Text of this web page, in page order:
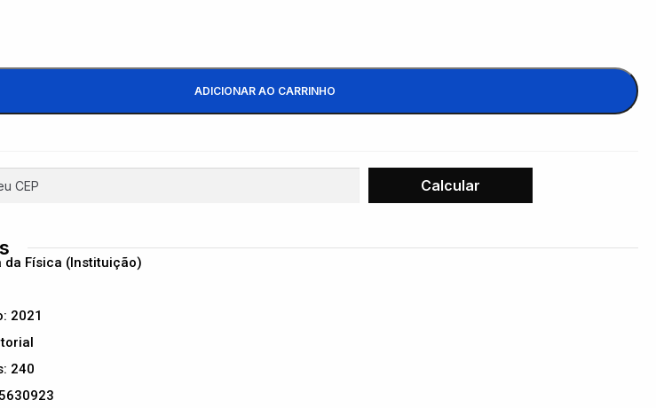
ADICIONAR AO CARRINHO
da Física (Instituição)
2021
240